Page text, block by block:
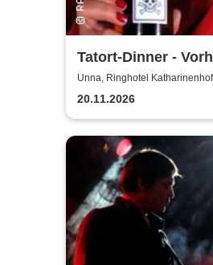
Tatort-Dinner -
für Mord
Unna, Ringhotel Katharinenhof
20.11.2026